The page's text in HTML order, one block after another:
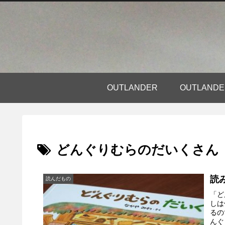
OUTLANDER
どんぐりむらのだいくさん
読んだもの 読
「
し
る
ん